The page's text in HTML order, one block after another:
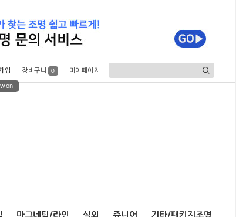
입
장바구니 0 마이페이지
마그네틱/라인 실외 쥬니어 기타/패키지조명